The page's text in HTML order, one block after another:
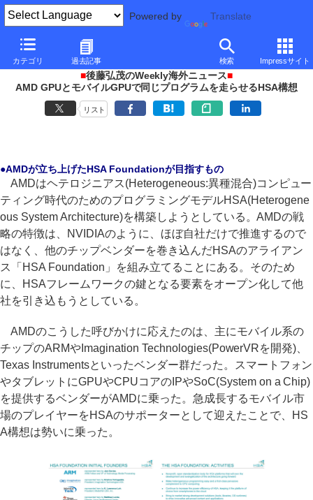
Powered by Translate
カテゴリ 過去記事 検索 Impressサイト
PC Watch イベント
■後藤弘茂のWeekly海外ニュース■
AMD GPUとモバイルGPUで同じプログラムを走らせるHSA構想
リスト
●AMDが立ち上げたHSA Foundationが目指すもの
AMDはヘテロジニアス(Heterogeneous:異種混合)コンピュー
ティング時代のためのプログラミングモデルHSA(Heterogene
ous System Architecture)を構築しようとしている。AMDの戦
略の特徴は、NVIDIAのように、ほぼ自社だけで推進するので
はなく、他のチップベンダーを巻き込んだHSAのアライアン
ス「HSA Foundation」を組み立てることにある。そのため
に、HSAフレームワークの鍵となる要素をオープン化して他
社を引き込もうとしている。
AMDのこうした呼びかけに応えたのは、主にモバイル系の
チップのARMやImagination Technologies(PowerVRを開発)、
Texas Instrumentsといったベンダー群だった。スマートフォン
やタブレットにGPUやCPUコアのIPやSoC(System on a Chip)
を提供するベンダーがAMDに乗った。急成長するモバイル市
場のプレイヤーをHSAのサポーターとして迎えたことで、HS
A構想は勢いに乗った。